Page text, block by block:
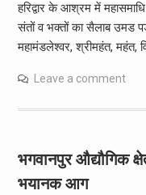
हरिद्वार के आश्रम में
संतों व भक्तों का सैलाब उमड
महामंडलेश्वर, श्रीमहंत, महंत,
Leave a comment
भगवानपुर औद्यौगिक
भयानक आग